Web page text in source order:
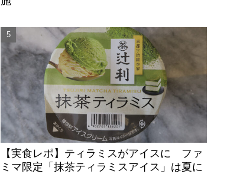
【実食レポ】ティラミスがアイスに ファ
ミマ限定「抹茶ティラミスアイス」は夏に